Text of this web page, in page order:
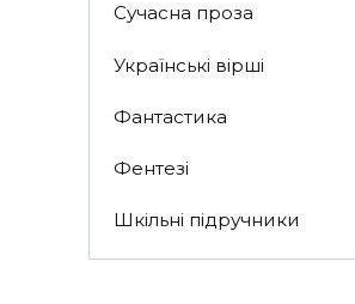
Сучасна проза
Українські вірші
Фантастика
Фентезі
Шкільні підручники